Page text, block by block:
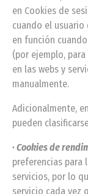
en Cookies de
cuando el usuario
en función
(por ejemplo,
en las webs y
manualmente.
Adicionalmente,
pueden
· Cookies de
preferencias para
servicios, por lo
servicio cada vez